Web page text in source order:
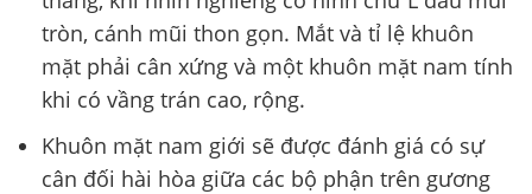
tròn, cánh mũi thon gọn. Mắt và tỉ lệ khuôn
mặt phải cân xứng và một khuôn mặt nam tính
khi có vầng trán cao, rộng.
Khuôn mặt nam giới sẽ được đánh giá có sự
cân đối hài hòa giữa các bộ phận trên gương